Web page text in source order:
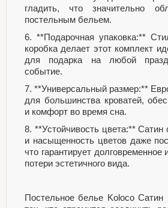
гладить, что значительно
постельным бельем.
6. **Подарочная упаковка:**
коробка делает этот комплект
для подарка на любой
событие.
7. **Универсальный размер:**
для большинства кроватей,
и комфорт во время сна.
8. **Устойчивость цвета:** Сатин
и насыщенность цветов даже
что гарантирует долговременное
потери эстетичного вида.
Постельное белье Koloco